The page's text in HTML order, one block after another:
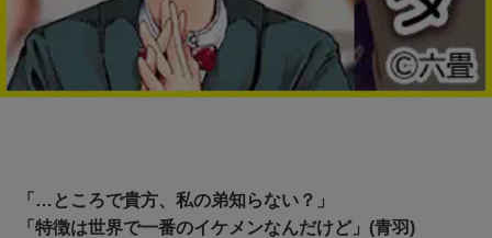
「…ところで貴方、私の弟知らない？」
「特徴は世界で一番のイケメンなんだけど」(青羽)